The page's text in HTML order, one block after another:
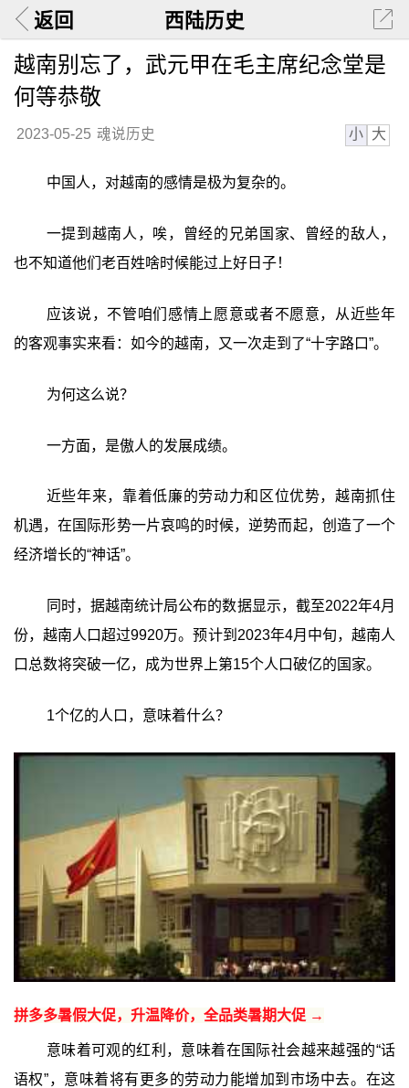
返回 西陆历史
越南别忘了，武元甲在毛主席纪念堂是
何等恭敬
2023-05-25 魂说历史 小 大
中国人，对越南的感情是极为复杂的。
一提到越南人，唉，曾经的兄弟国家、曾经的敌人，
也不知道他们老百姓啥时候能过上好日子！
应该说，不管咱们感情上愿意或者不愿意，从近些年
的客观事实来看：如今的越南，又一次走到了“十字路口”。
为何这么说？
一方面，是傲人的发展成绩。
近些年来，靠着低廉的劳动力和区位优势，越南抓住
机遇，在国际形势一片哀鸣的时候，逆势而起，创造了一个
经济增长的“神话”。
同时，据越南统计局公布的数据显示，截至2022年4月
份，越南人口超过9920万。预计到2023年4月中旬，越南人
口总数将突破一亿，成为世界上第15个人口破亿的国家。
1个亿的人口，意味着什么？
拼多多暑假大促，升温降价，全品类暑期大促 →
意味着可观的红利，意味着在国际社会越来越强的“话
语权”，意味着将有更多的劳动力能增加到市场中去。在这